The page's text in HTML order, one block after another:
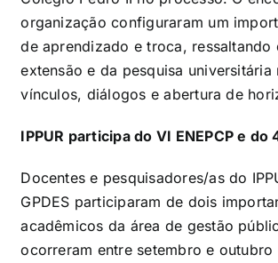
organização configuraram um
de aprendizado e troca, ressaltando
extensão e da pesquisa universitária
vínculos, diálogos e abertura de
IPPUR participa do VI ENEPCP e do
Docentes e pesquisadores/as do
GPDES participaram de dois
acadêmicos da área de gestão
ocorreram entre setembro e